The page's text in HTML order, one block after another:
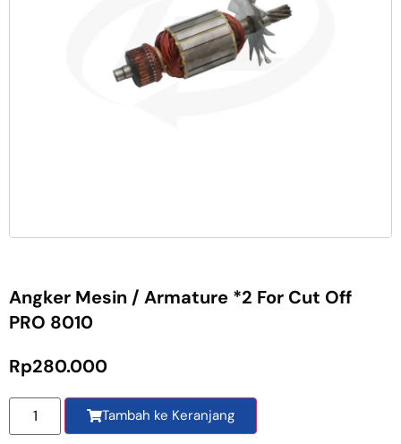
Angker Mesin / Armature *2 For Cut Off
PRO 8010
Rp280.000
Tambah ke Keranjang